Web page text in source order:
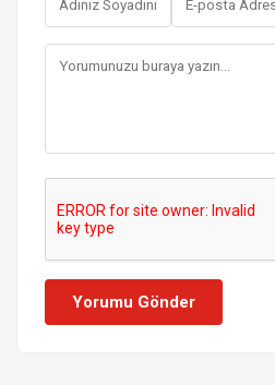
Yorumu Gönder